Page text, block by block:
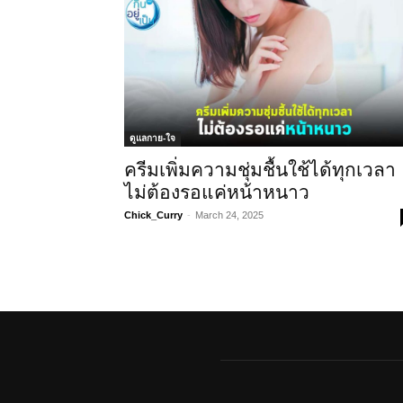
ดูแลกาย-ใจ
ครีมเพิ่มความชุ่มชื้นใช้ได้ทุกเวลา
ไม่ต้องรอแค่หน้าหนาว
Chick_Curry - March 24, 2025